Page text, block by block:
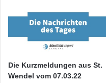
Die Kurzmeldungen aus St.
Wendel vom 07.03.22